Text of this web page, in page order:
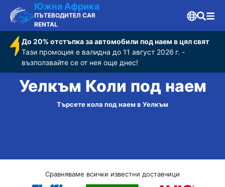
Южна Африка
ПЪТЕВОДИТЕЛ CAR
RENTAL
До 20% отстъпка за автомобили под наем в цял свят
Тази промоция е валидна до 11 август 2026 г. -
възползвайте се от нея още днес!
Уелкъм Коли под наем
Търсете кола под наем в Уелкъм
Сравняваме всички известни доставчици